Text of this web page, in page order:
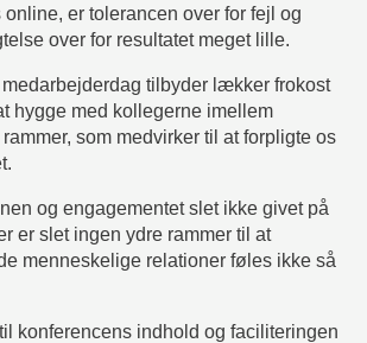
online, er tolerancen over for fejl og
over for resultatet meget lille.
tilbyder lækker frokost
hygge med kollegerne imellem
som medvirker til at forpligte os
og engagementet slet ikke givet på
er slet ingen ydre rammer til at
menneskelige relationer føles ikke så
konferencens indhold og faciliteringen